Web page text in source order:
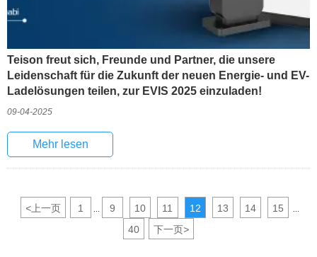
Teison freut sich, Freunde und Partner, die unsere
Leidenschaft für die Zukunft der neuen Energie- und EV-
Ladelösungen teilen, zur EVIS 2025 einzuladen!
09-04-2025
Mehr lesen
<上一页 1 9 10 11 12 13 14 15
40 下一页>